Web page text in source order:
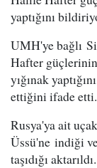
yaptığını
UMH'ye bağlı
Hafter
yığınak
ettiğini ifade etti.
Rusya'ya ait
Üssü'ne indiği
taşıdığı aktarıldı.